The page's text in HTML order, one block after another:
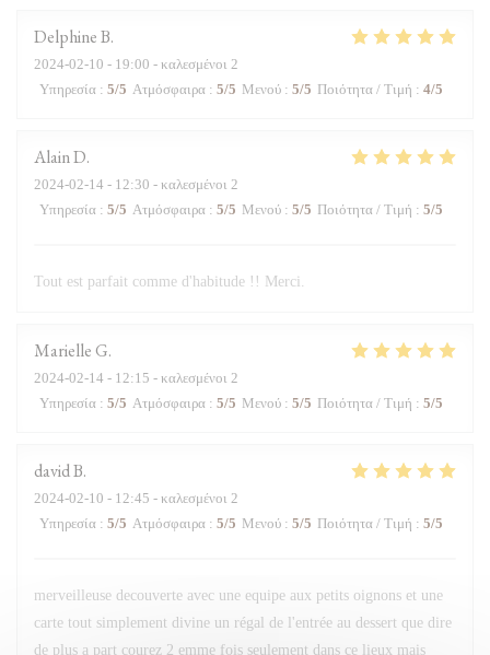
DelphineB
2024-02-10 - 19:00 - καλεσμένοι 2
Υπηρεσία : 5/5 Ατμόσφαιρα : 5/5 Μενού : 5/5 Ποιότητα / Τιμή : 4/5
AlainD
2024-02-14 - 12:30 - καλεσμένοι 2
Υπηρεσία : 5/5 Ατμόσφαιρα : 5/5 Μενού : 5/5 Ποιότητα / Τιμή : 5/5
Tout est parfait comme d'habitude !! Merci.
MarielleG
2024-02-14 - 12:15 - καλεσμένοι 2
Υπηρεσία : 5/5 Ατμόσφαιρα : 5/5 Μενού : 5/5 Ποιότητα / Τιμή : 5/5
davidB
2024-02-10 - 12:45 - καλεσμένοι 2
Υπηρεσία : 5/5 Ατμόσφαιρα : 5/5 Μενού : 5/5 Ποιότητα / Τιμή : 5/5
merveilleuse decouverte avec une equipe aux petits oignons et une
carte tout simplement divine un régal de l'entrée au dessert que dire
de plus a part courez 2 emme fois seulement dans ce lieux mais